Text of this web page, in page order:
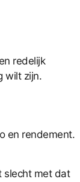
redelijk
wilt zijn.
en rendement.
slecht met dat